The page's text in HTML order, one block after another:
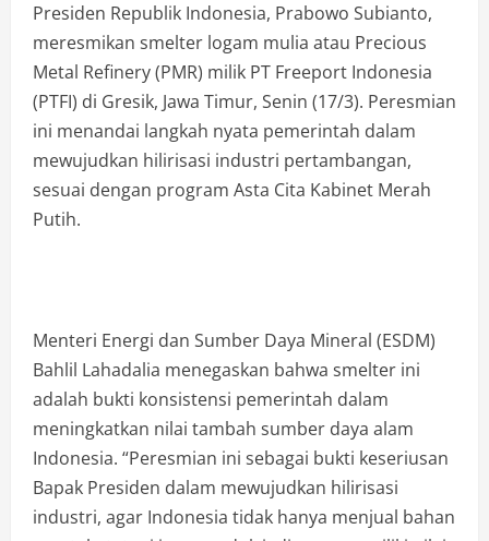
Presiden Republik Indonesia, Prabowo Subianto,
meresmikan smelter logam mulia atau Precious
Metal Refinery (PMR) milik PT Freeport Indonesia
(PTFI) di Gresik, Jawa Timur, Senin (17/3). Peresmian
ini menandai langkah nyata pemerintah dalam
mewujudkan hilirisasi industri pertambangan,
sesuai dengan program Asta Cita Kabinet Merah
Putih.
Menteri Energi dan Sumber Daya Mineral (ESDM)
Bahlil Lahadalia menegaskan bahwa smelter ini
adalah bukti konsistensi pemerintah dalam
meningkatkan nilai tambah sumber daya alam
Indonesia. “Peresmian ini sebagai bukti keseriusan
Bapak Presiden dalam mewujudkan hilirisasi
industri, agar Indonesia tidak hanya menjual bahan